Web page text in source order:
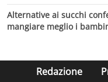
Alternative ai succhi
mangiare meglio i
Redazione